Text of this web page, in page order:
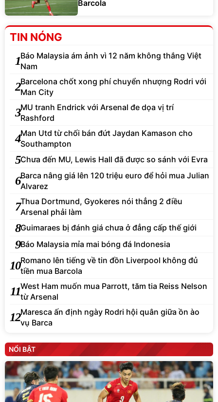
Barcola
TIN NÓNG
1Báo Malaysia ám ảnh vì 12 năm không thắng Việt
Nam
2Barcelona chốt xong phí chuyển nhượng Rodri với
Man City
3MU tranh Endrick với Arsenal đe dọa vị trí
Rashford
4Man Utd từ chối bán đứt Jaydan Kamason cho
Southampton
5Chưa đến MU, Lewis Hall đã được so sánh với Evra
6Barca nâng giá lên 120 triệu euro để hỏi mua Julian
Alvarez
7Thua Dortmund, Gyokeres nói thẳng 2 điều
Arsenal phải làm
8Guimaraes bị đánh giá chưa ở đẳng cấp thế giới
9Báo Malaysia mỉa mai bóng đá Indonesia
10Romano lên tiếng về tin đồn Liverpool không đủ
tiền mua Barcola
11West Ham muốn mua Parrott, tăm tia Reiss Nelson
từ Arsenal
12Maresca ấn định ngày Rodri hội quân giữa ồn ào
vụ Barca
NỔI BẬT